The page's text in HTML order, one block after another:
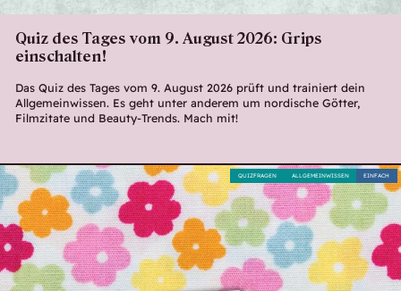
Quiz des Tages vom 9. August 2026: Grips
einschalten!
Das Quiz des Tages vom 9. August 2026 prüft und trainiert dein
Allgemeinwissen. Es geht unter anderem um nordische Götter,
Filmzitate und Beauty-Trends. Mach mit!
EINFACH
ALLGEMEINWISSEN
QUIZFRAGEN